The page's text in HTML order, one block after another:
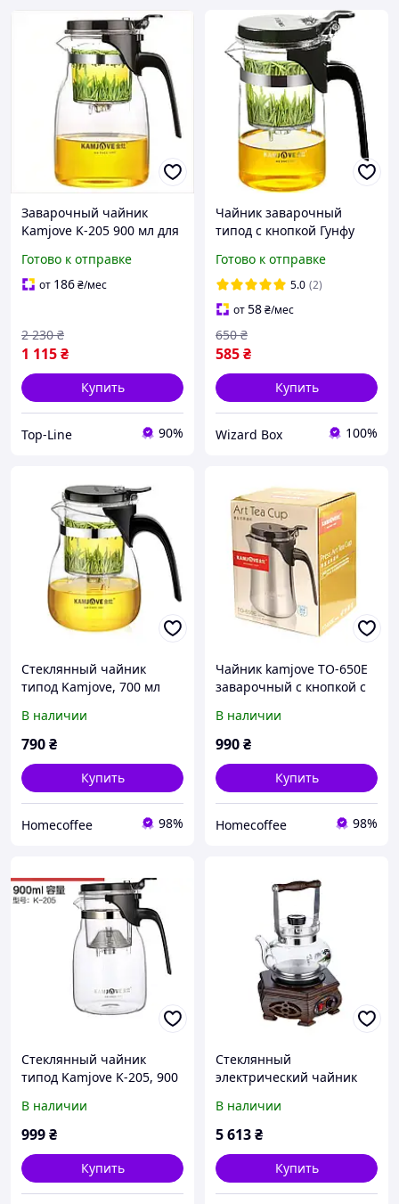
Заварочный чайник
Kamjove K-205 900 мл для
ароматных настоев
Готово к отправке
от 186₴/мес
1 115₴
2 230 ₴
Купить
Top-Line 90%
Чайник заварочный
типод с кнопкой Гунфу
Готово к отправке
5.0 (2)
от58₴/мес
585₴
650 ₴
Купить
Wizard Box 100%
Стеклянный чайник
типод Kamjove, 700 мл
стелянный, прозрачный,
Гунфу чайник
В наличии
790₴
Купить
Homecoffee 98%
Чайник kamjove TО-650E
заварочный с кнопкой с
нержавеющая сталь, для
китайского чая
В наличии
990₴
Купить
Homecoffee 98%
Стеклянный чайник
типод Kamjove K-205, 900
заварочный, с ситечком,
изипот для китайского
В наличии
999₴
Купить
Стеклянный
электрический чайник
чая Венге 800 мл.
В наличии
5 613₴
Купить